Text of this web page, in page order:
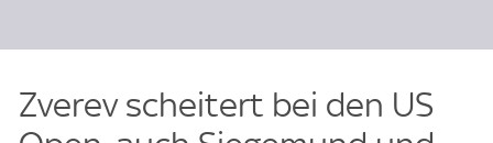
Zverev scheitert bei den US